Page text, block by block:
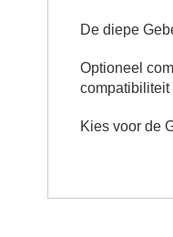
De diepe
Optioneel
compatibiliteit
Kies voor de